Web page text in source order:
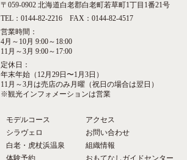
〒059-0902 北海道白老郡白老町若草町1丁目1番21号
TEL：0144-82-2216 FAX：0144-82-4517
営業時間：
4月～10月 9:00～18:00
11月～3月 9:00～17:00
定休日：
年末年始（12月29日〜1月3日）
11月～3月は売店のみ月曜（祝日の場合は翌日）
※観光インフォメーションは営業
モデルコース
シラヴェロ
白老・虎杖浜温泉
体験予約
アクセス
お問い合わせ
組織情報
おもてなしガイドセンター